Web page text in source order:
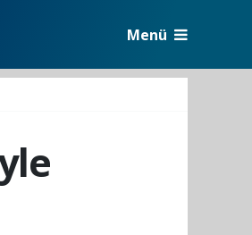
Menü